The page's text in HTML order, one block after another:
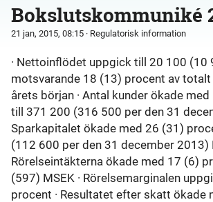
Bokslutskommuniké
21 jan, 2015, 08:15 · Regulatorisk information
· Nettoinflödet uppgick till 20 100 (10
motsvarande 18 (13) procent av
årets början · Antal kunder ökade
till 371 200 (316 500 per den 31
Sparkapitalet ökade med 26 (31)
(112 600 per den 31 december 2013)
Rörelseintäkterna ökade med 17 (6)
(597) MSEK · Rörelsemarginalen
procent · Resultatet efter skatt ökade